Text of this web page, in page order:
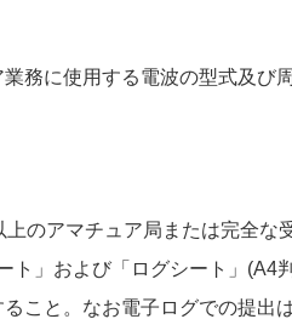
務に使用する電波の型式及び
のアマチュア局または完全な
ト」および「ログシート」(A4
こと。なお電子ログでの提出